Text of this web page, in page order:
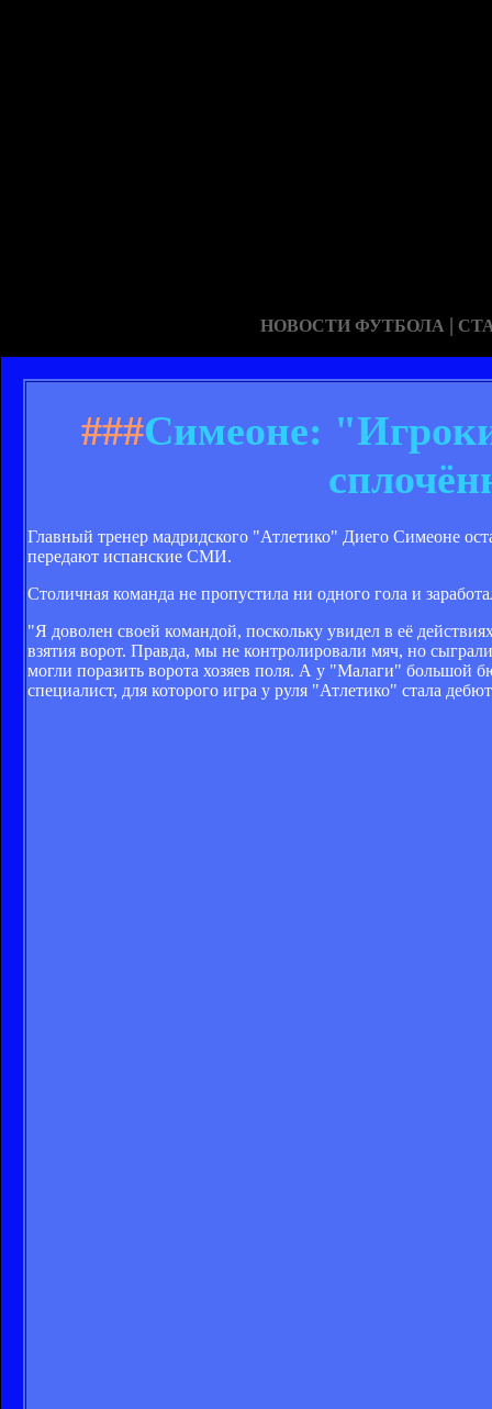
НОВОСТИ ФУТБОЛА |
###Симеоне:
Главный тренер мадридского "Атлетико" Диего Симеоне
передают испанские СМИ.
Столичная команда не пропустила ни одного гола и
"Я доволен своей командой, поскольку увидел в её
взятия ворот. Правда, мы не контролировали мяч, но
могли поразить ворота хозяев поля. А у "Малаги" большой
специалист, для которого игра у руля "Атлетико" стала